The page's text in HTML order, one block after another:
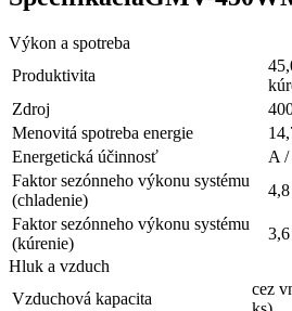
Výkon a spotreba
Produktivita
Zdroj
Menovitá spotreba energie
Energetická účinnosť
A
Faktor sezónneho výkonu systému
(chladenie)
4,8
Faktor sezónneho výkonu systému
(kúrenie)
3,6
Hluk a vzduch
Vzduchová kapacita
cez